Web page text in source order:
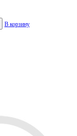
В корзину